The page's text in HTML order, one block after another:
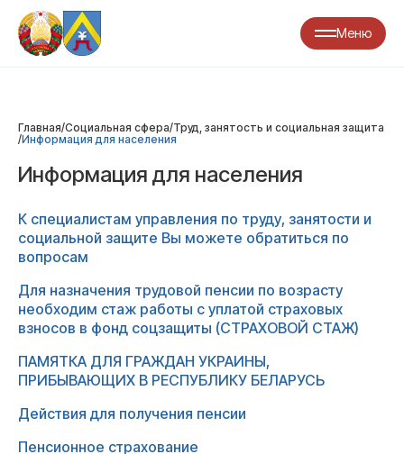
Меню
Главная/Социальная сфера/Труд, занятость и социальная защита
/Информация для населения
Информация для населения
К специалистам управления по труду, занятости и
социальной защите Вы можете обратиться по
вопросам
Для назначения трудовой пенсии по возрасту
необходим стаж работы с уплатой страховых
взносов в фонд соцзащиты (СТРАХОВОЙ СТАЖ)
ПАМЯТКА ДЛЯ ГРАЖДАН УКРАИНЫ,
ПРИБЫВАЮЩИХ В РЕСПУБЛИКУ БЕЛАРУСЬ
Действия для получения пенсии
Пенсионное страхование